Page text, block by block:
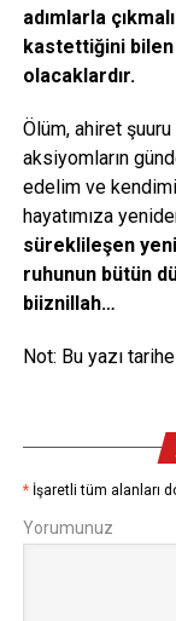
adımlarla
kastettiğini bilen
olacaklardır.
Ölüm, ahiret
aksiyomların
edelim ve
hayatımıza
süreklileşen
ruhunun bütün
biiznillah…
Not: Bu yazı
* İşaretli tüm alanları
Yorumunuz